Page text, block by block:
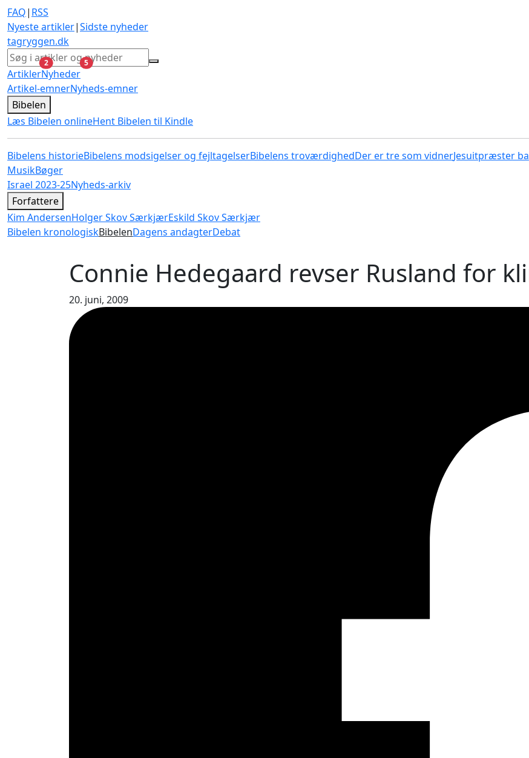
FAQ| RSS
Nyeste artikler|Sidste nyheder
tagryggen.dk
Artikler
2ulæste
Nyheder
5ulæste
Artikel-emnerNyheds-emner
Bibelen
Læs Bibelen onlineHent Bibelen til Kindle
Bibelens historieBibelens modsigelser og fejltagelserBibelens troværdighedDer er tre som vidnerJesuitpræster
MusikBøger
Israel 2023-25Nyheds-arkiv
Forfattere
Kim AndersenHolger Skov SærkjærEskild Skov Særkjær
Bibelen kronologiskBibelenDagens andagterDebat
Connie Hedegaard revser Rusland for
20. juni, 2009